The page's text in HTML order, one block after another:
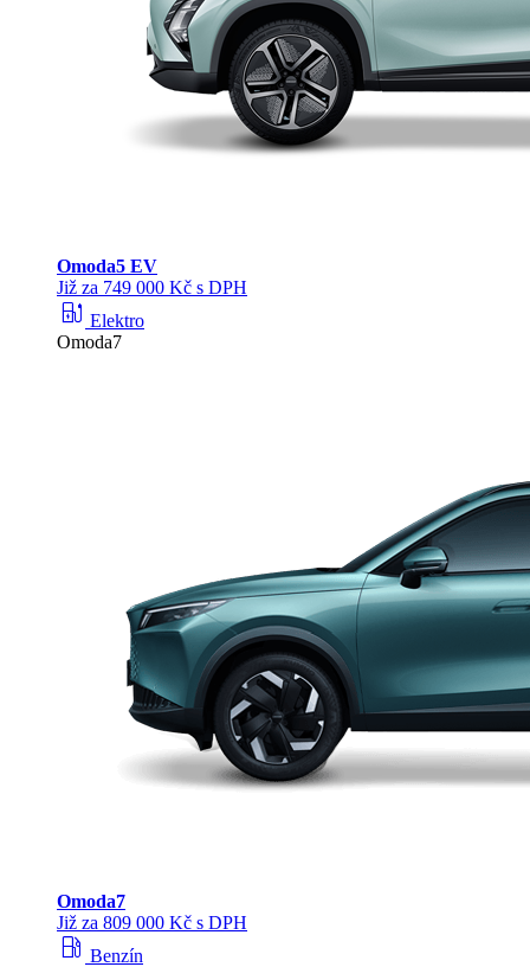
Omoda5 EV
Již za 749 000 Kč s DPH
ev_station Elektro
Omoda7
Omoda7
Již za 809 000 Kč s DPH
local_gas_station Benzín